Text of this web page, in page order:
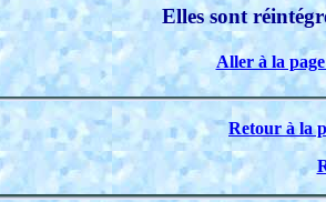
Elles sont
Aller à la
Retour à la